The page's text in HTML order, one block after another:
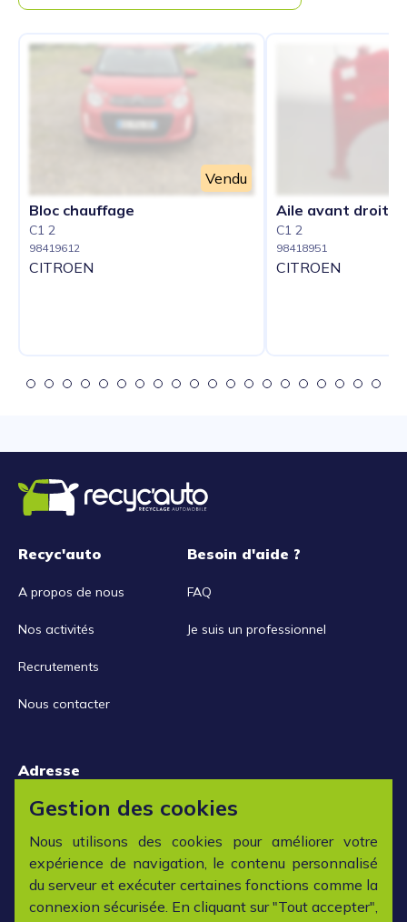
Vendu
Bloc chauffage
C1 2
98419612
CITROEN
Aile avant droit
C1 2
98418951
CITROEN
Recyc'auto
A propos de nous
Nos activités
Recrutements
Nous contacter
Besoin d'aide ?
FAQ
Je suis un professionnel
Adresse
15 rue de la Libération
42152 L'horme
Horaires
Gestion des cookies
Nous utilisons des cookies pour améliorer votre
expérience de navigation, le contenu personnalisé
du serveur et exécuter certaines fonctions comme la
connexion sécurisée. En cliquant sur "Tout accepter",